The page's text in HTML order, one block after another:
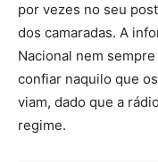
por vezes no seu
dos camaradas. A
Nacional nem
confiar naquilo que
viam, dado que a
regime.